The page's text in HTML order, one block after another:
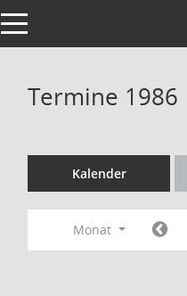
Toggle navigation
Termine 1986
Kalender
Monat